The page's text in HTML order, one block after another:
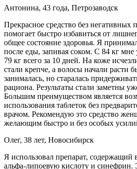
Антонина, 43 года, Петрозаводск
Прекрасное средство без негативных
помогает быстро избавиться от
общее состояние здоровья. Я
после еды, запивая соком. С 84 кг мне
79 кг всего за 10 дней. На коже
стали крепче, а волосы начали расти
занималась, но старалась
рациона. Результаты стали заметны
Большим преимуществом является
использования таблеток без
врачом. Рекомендую это средство
желающим быстро и без особых
Олег, 38 лет, Новосибирск
Я использовал препарат,
альфа-липоевую кислоту и синефрин.